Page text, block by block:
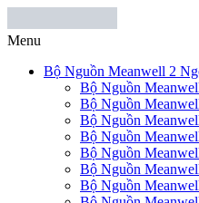
Menu
Bộ Nguồn Meanwell 2
Bộ Nguồn
Bộ Nguồn
Bộ Nguồn
Bộ Nguồn
Bộ Nguồn
Bộ Nguồn
Bộ Nguồn